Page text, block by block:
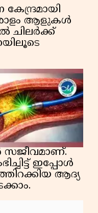
ആളുകൾ
ചിലർക്ക്
സജീവമാണ്.
ഇപ്പോൾ
ആദ്യ